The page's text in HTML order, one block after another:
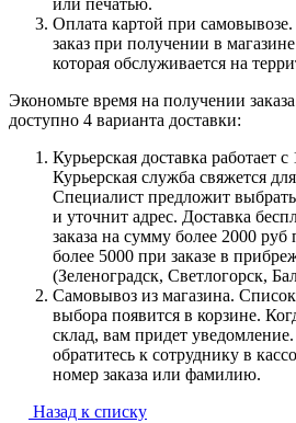
или печатью.
Оплата картой при
заказ при получении в
которая обслуживается на
Экономьте время на получении
доступно 4 варианта доставки:
Курьерская доставка работает
Курьерская служба свяжется
Специалист предложит
и уточнит адрес. Доставка
заказа на сумму более 2000
более 5000 при заказе в
(Зеленоградск, Светлогорск,
Самовывоз из магазина.
выбора появится в корзине.
склад, вам придет
обратитесь к сотруднику в
номер заказа или фамилию.
Назад к списку